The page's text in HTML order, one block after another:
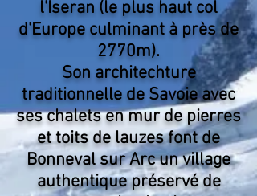
l'Iseran (le plus haut col
d'Europe culminant à près de
2770m).
Son architechture
traditionnelle de Savoie avec
ses chalets en mur de pierres
et toits de lauzes font de
Bonneval sur Arc un village
authentique préservé de